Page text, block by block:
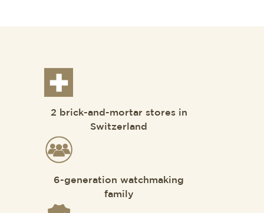
2 brick-and-mortar stores in
Switzerland
6-generation watchmaking
family